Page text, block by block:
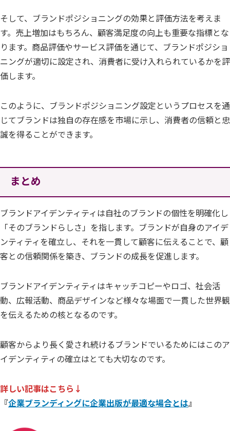
そして、ブランドポジショニングの効果と評価方法を考えま
す。売上増加はもちろん、顧客満足度の向上も重要な指標とな
ります。商品評価やサービス評価を通じて、ブランドポジショ
ニングが適切に設定され、消費者に受け入れられているかを評
価します。
このように、ブランドポジショニング設定というプロセスを通
じてブランドは独自の存在感を市場に示し、消費者の信頼と忠
誠を得ることができます。
まとめ
ブランドアイデンティティは自社のブランドの個性を明確化し
「そのブランドらしさ」を指します。ブランドが自身のアイデ
ンティティを確立し、それを一貫して顧客に伝えることで、顧
客との信頼関係を築き、ブランドの成長を促進します。
ブランドアイデンティティはキャッチコピーやロゴ、社会活
動、広報活動、商品デザインなど様々な場面で一貫した世界観
を伝えるための核となるのです。
顧客からより長く愛され続けるブランドでいるためにはこのア
イデンティティの確立はとても大切なのです。
詳しい記事はこちら↓
『企業ブランディングに企業出版が最適な場合とは』